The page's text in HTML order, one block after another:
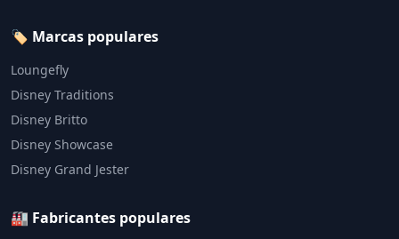
🏷️ Marcas populares
Loungefly
Disney Traditions
Disney Britto
Disney Showcase
Disney Grand Jester
🏭 Fabricantes populares